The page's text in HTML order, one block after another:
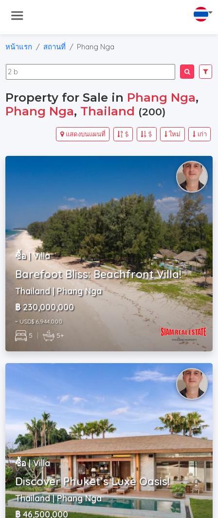
หน้าแรก สถานที่ Phang Nga
Property for Sale in Phang Nga,
Phang Nga, Thailand (200)
เก่า
ใหม่
$
$
แสดงบนแผนที่
ซื้อ | Villa
Barefoot Bliss: Beachfront Villa!
Thailand | Phang Nga
฿ 230,000,000
~ USD$ 6,944,000
5 | 5+
ซื้อ | Villa
Discover Phuket’s Luxe Oasis!
Thailand | Phang Nga
฿ 46,500,000